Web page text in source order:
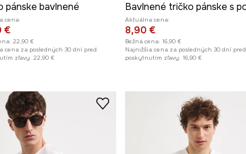
pánske bavlnené
cena:
€
22,90 €
cena za posledných 30 dní pred
zľavy: 22,90 €
Aktuálna cena:
8,90 €
Bežná cena: 16,90 €
Najnižšia cena za posledných 30 dní pred
poskytnutím zľavy: 16,90 €